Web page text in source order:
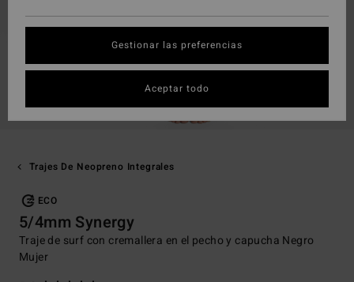
Trajes De Neopreno Integrales
ECO
5/4mm Synergy
Traje de surf con cremallera en el pecho y capucha Negro
Mujer
Gestionar las preferencias
Aceptar todo